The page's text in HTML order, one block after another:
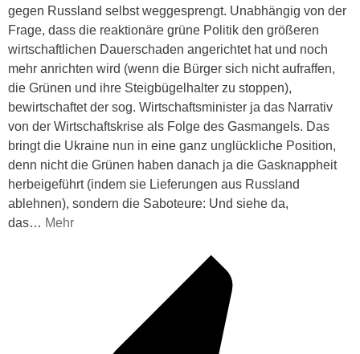
gegen Russland selbst weggesprengt. Unabhängig von der
Frage, dass die reaktionäre grüne Politik den größeren
wirtschaftlichen Dauerschaden angerichtet hat und noch
mehr anrichten wird (wenn die Bürger sich nicht aufraffen,
die Grünen und ihre Steigbügelhalter zu stoppen),
bewirtschaftet der sog. Wirtschaftsminister ja das Narrativ
von der Wirtschaftskrise als Folge des Gasmangels. Das
bringt die Ukraine nun in eine ganz unglückliche Position,
denn nicht die Grünen haben danach ja die Gasknappheit
herbeigeführt (indem sie Lieferungen aus Russland
ablehnen), sondern die Saboteure: Und siehe da,
das… Mehr